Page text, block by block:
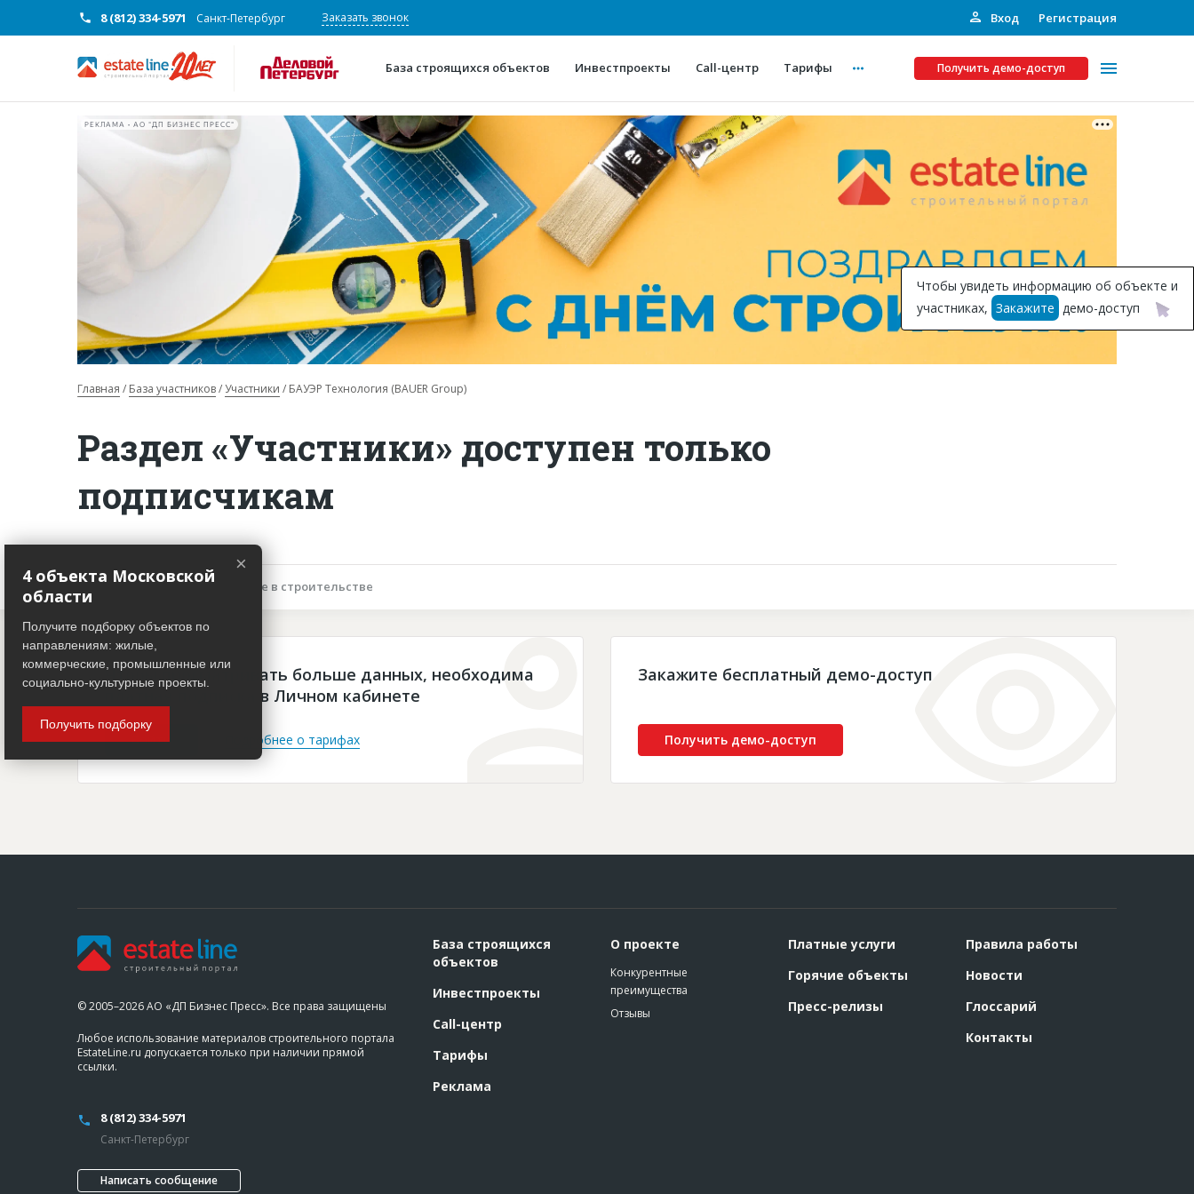
8 (812) 334-5971 Санкт-Петербург Заказать звонок Вход Регистрация
База строящихся объектов Инвестпроекты Call-центр Тарифы Получить демо-доступ
О проекте
Конкурентные преимущества
Горячие объекты
Глоссарий
Платные услуги
Рекламодателям
Инвестпроекты
Подписка на Базу
РЕКЛАМА • АО "ДП БИЗНЕС ПРЕСС"
Главная База участников Участники БАУЭР Технология (BAUER Group)
Раздел «Участники» доступен только
подписчикам
Описание объекта Участие в строительстве
Чтобы просматривать больше данных, необходима
платная подписка в Личном кабинете
Войти Подробнее о тарифах
Закажите бесплатный демо-доступ
Получить демо-доступ
Чтобы увидеть информацию об объекте и
участниках, Закажите демо-доступ
© 2005–2026 АО «ДП Бизнес Пресс». Все права защищены
Любое использование материалов строительного портала
EstateLine.ru допускается только при наличии прямой
ссылки.
8 (812) 334-5971
Санкт-Петербург
Написать сообщение
База строящихся
объектов
Инвестпроекты
Call-центр
Тарифы
Реклама
О проекте
Конкурентные
преимущества
Отзывы
Платные услуги
Горячие объекты
Пресс-релизы
Правила работы
Новости
Глоссарий
Контакты
×
4 объекта Московской
области
Получите подборку объектов по
направлениям: жилые,
коммерческие, промышленные или
социально-культурные проекты.
Получить подборку